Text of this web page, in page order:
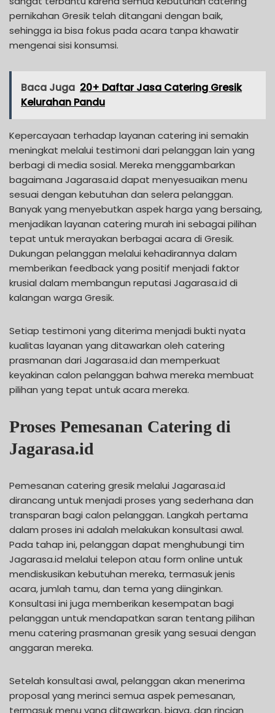
pernikahan Gresik telah ditangani dengan baik,
sehingga ia bisa fokus pada acara tanpa khawatir
mengenai sisi konsumsi.
Baca Juga 20+ Daftar Jasa Catering Gresik
Kelurahan Pandu
Kepercayaan terhadap layanan catering ini semakin
meningkat melalui testimoni dari pelanggan lain yang
berbagi di media sosial. Mereka menggambarkan
bagaimana Jagarasa.id dapat menyesuaikan menu
sesuai dengan kebutuhan dan selera pelanggan.
Banyak yang menyebutkan aspek harga yang bersaing,
menjadikan layanan catering murah ini sebagai pilihan
tepat untuk merayakan berbagai acara di Gresik.
Dukungan pelanggan melalui kehadirannya dalam
memberikan feedback yang positif menjadi faktor
krusial dalam membangun reputasi Jagarasa.id di
kalangan warga Gresik.
Setiap testimoni yang diterima menjadi bukti nyata
kualitas layanan yang ditawarkan oleh catering
prasmanan dari Jagarasa.id dan memperkuat
keyakinan calon pelanggan bahwa mereka membuat
pilihan yang tepat untuk acara mereka.
Proses Pemesanan Catering di
Jagarasa.id
Pemesanan catering gresik melalui Jagarasa.id
dirancang untuk menjadi proses yang sederhana dan
transparan bagi calon pelanggan. Langkah pertama
dalam proses ini adalah melakukan konsultasi awal.
Pada tahap ini, pelanggan dapat menghubungi tim
Jagarasa.id melalui telepon atau form online untuk
mendiskusikan kebutuhan mereka, termasuk jenis
acara, jumlah tamu, dan tema yang diinginkan.
Konsultasi ini juga memberikan kesempatan bagi
pelanggan untuk mendapatkan saran tentang pilihan
menu catering prasmanan gresik yang sesuai dengan
anggaran mereka.
Setelah konsultasi awal, pelanggan akan menerima
proposal yang merinci semua aspek pemesanan,
termasuk menu yang ditawarkan, biaya, dan rincian